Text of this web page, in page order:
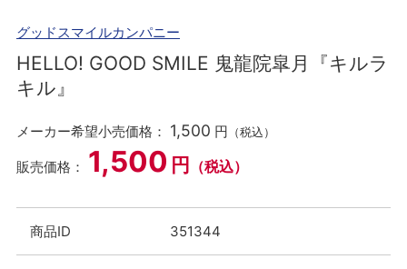
グッドスマイルカンパニー
HELLO! GOOD SMILE 鬼龍院皐月『キルラ
キル』
メーカー希望小売価格： 1,500 円 （税込）
販売価格： 1,500 円 （税込）
商品ID 351344